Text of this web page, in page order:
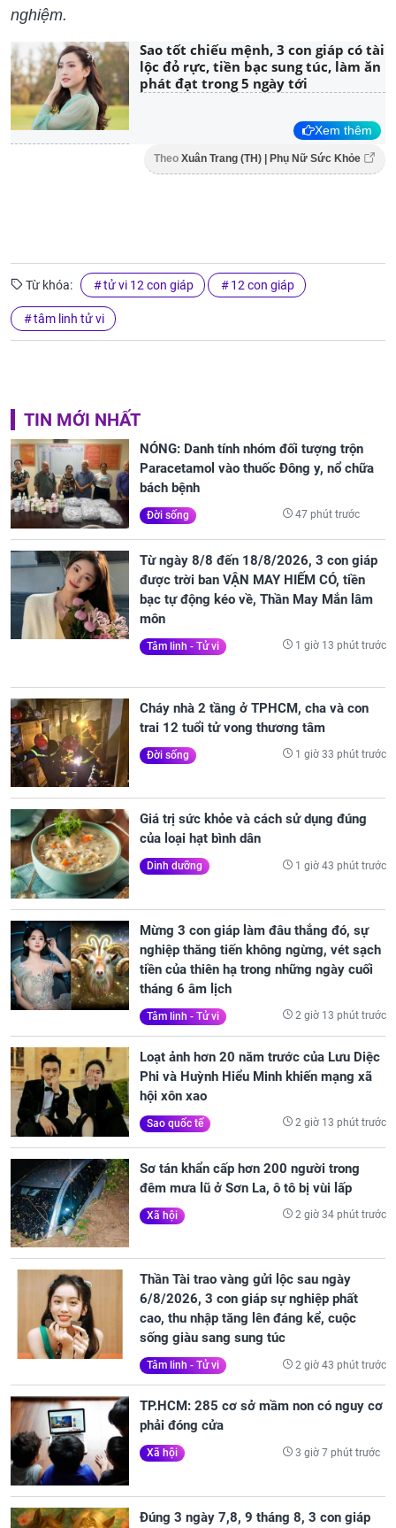
nghiệm.
Sao tốt chiếu mệnh, 3 con giáp có tài
lộc đỏ rực, tiền bạc sung túc, làm ăn
phát đạt trong 5 ngày tới
Xem thêm
Theo Xuân Trang (TH) | Phụ Nữ Sức Khỏe
Từ khóa: tử vi 12 con giáp 12 con giáp
tâm linh tử vi
TIN MỚI NHẤT
NÓNG: Danh tính nhóm đối tượng trộn
Paracetamol vào thuốc Đông y, nổ chữa
bách bệnh
Đời sống 47 phút trước
Từ ngày 8/8 đến 18/8/2026, 3 con giáp
được trời ban VẬN MAY HIẾM CÓ, tiền
bạc tự động kéo về, Thần May Mắn lâm
môn
Tâm linh - Tử vi 1 giờ 13 phút trước
Cháy nhà 2 tầng ở TPHCM, cha và con
trai 12 tuổi tử vong thương tâm
Đời sống 1 giờ 33 phút trước
Giá trị sức khỏe và cách sử dụng đúng
của loại hạt bình dân
Dinh dưỡng 1 giờ 43 phút trước
Mừng 3 con giáp làm đâu thắng đó, sự
nghiệp thăng tiến không ngừng, vét sạch
tiền của thiên hạ trong những ngày cuối
tháng 6 âm lịch
Tâm linh - Tử vi 2 giờ 13 phút trước
Loạt ảnh hơn 20 năm trước của Lưu Diệc
Phi và Huỳnh Hiểu Minh khiến mạng xã
hội xôn xao
Sao quốc tế 2 giờ 13 phút trước
Sơ tán khẩn cấp hơn 200 người trong
đêm mưa lũ ở Sơn La, ô tô bị vùi lấp
Xã hội 2 giờ 34 phút trước
Thần Tài trao vàng gửi lộc sau ngày
6/8/2026, 3 con giáp sự nghiệp phất
cao, thu nhập tăng lên đáng kể, cuộc
sống giàu sang sung túc
Tâm linh - Tử vi 2 giờ 43 phút trước
TP.HCM: 285 cơ sở mầm non có nguy cơ
phải đóng cửa
Xã hội 3 giờ 7 phút trước
Đúng 3 ngày 7,8, 9 tháng 8, 3 con giáp